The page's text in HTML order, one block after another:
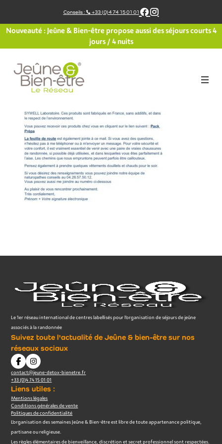
contenu
Conseils : +33 (0)4 74 15 01 01
Nouveauté : Jeûne & Bien-être propose aussi des séjours courts 4
jours / 4 nuits
Le 1er réseau international de centres labellisés pour l’organisation de séjours de jeûne
associés à la randonnée
Suivez toute l'actualité de Jeûne & bien-être sur nos
réseaux sociaux
contact@jeune-detox-bienetre.fr
+33 (0)4 74 15 01 01
Liens utiles :
Mentions légales
Conditions générales de vente
Politiques de confidentialité
L’organisation des semaines Jeûne & Bien-être est libre de toute appartenance politique,
partisane ou religieuse.
Les règles élémentaires de bienveillance, discrétion et secret professionnel sont respectées.